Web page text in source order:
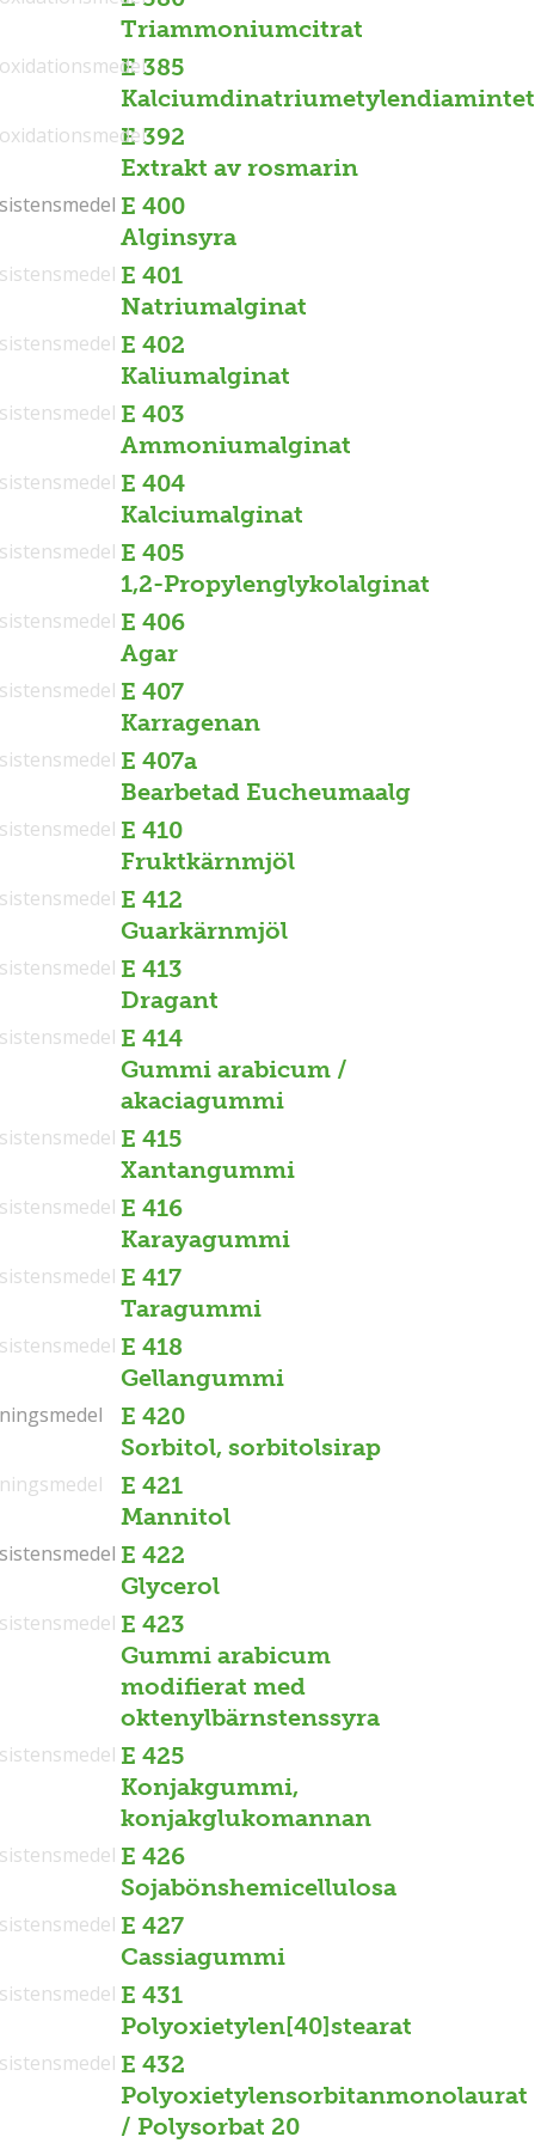
Triammoniumcitrat
E 385
E 392
Extrakt av rosmarin
E 400
Alginsyra
E 401
Natriumalginat
E 402
Kaliumalginat
E 403
Ammoniumalginat
E 404
Kalciumalginat
E 405
1,2-Propylenglykolalginat
E 406
Agar
E 407
Karragenan
E 407a
Bearbetad Eucheumaalg
E 410
Fruktkärnmjöl
E 412
Guarkärnmjöl
E 413
Dragant
E 414
Gummi arabicum /
akaciagummi
E 415
Xantangummi
E 416
Karayagummi
E 417
Taragummi
E 418
Gellangummi
E 420
Sorbitol, sorbitolsirap
E 421
Mannitol
E 422
Glycerol
E 423
Gummi arabicum
modifierat med
oktenylbärnstenssyra
E 425
Konjakgummi,
konjakglukomannan
E 426
Sojabönshemicellulosa
E 427
Cassiagummi
E 431
Polyoxietylen[40]stearat
E 432
Polyoxietylensorbitanmonolaurat
/ Polysorbat 20